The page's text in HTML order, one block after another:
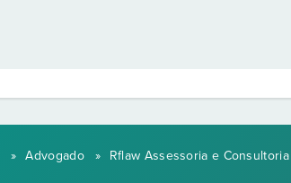
» Advogado » Rflaw Assessoria e